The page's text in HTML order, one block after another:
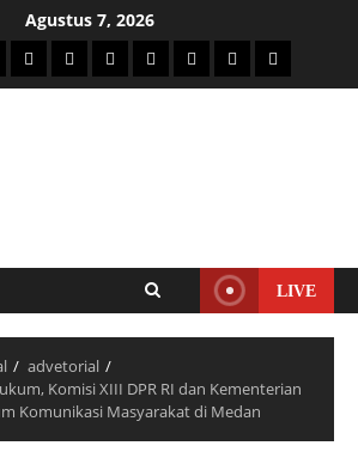
Agustus 7, 2026
LIVE
advetorial
Komisi XIII DPR RI dan Kementerian
Komunikasi Masyarakat di Medan